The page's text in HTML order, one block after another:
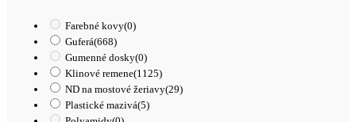
Farebné kovy(0)
Guferá(668)
Gumenné dosky(0)
Klinové remene(1125)
ND na mostové žeriavy(29)
Plastické mazivá(5)